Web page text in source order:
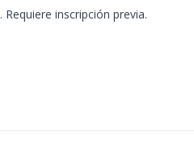
inscripción previa.